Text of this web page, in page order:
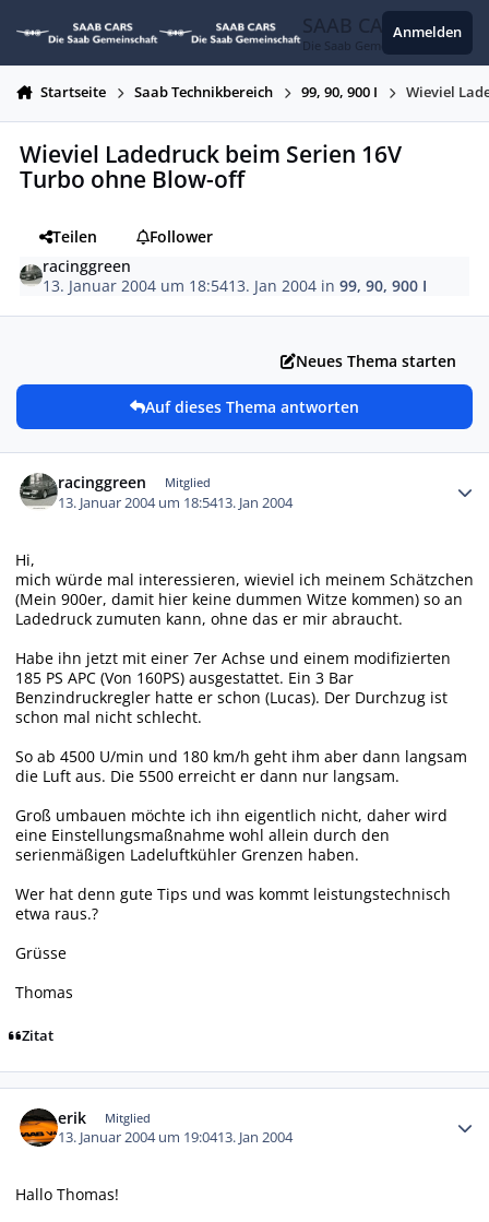
SAAB CARS
Die Saab Gemeinschaft
Anmelden
Startseite Saab Technikbereich 99, 90, 900 I Wieviel
Wieviel Ladedruck beim Serien 16V
Turbo ohne Blow-off
Teilen
Follower
racinggreen
13. Januar 2004 um 18:5413. Jan 2004 in99, 90, 900 I
Neues Thema starten
Auf dieses Thema antworten
racinggreen Mitglied
13. Januar 2004 um 18:5413. Jan 2004
Hi,
mich würde mal interessieren, wieviel ich meinem Schätzchen
(Mein 900er, damit hier keine dummen Witze kommen) so an
Ladedruck zumuten kann, ohne das er mir abraucht.
Habe ihn jetzt mit einer 7er Achse und einem modifizierten
185 PS APC (Von 160PS) ausgestattet. Ein 3 Bar
Benzindruckregler hatte er schon (Lucas). Der Durchzug ist
schon mal nicht schlecht.
So ab 4500 U/min und 180 km/h geht ihm aber dann langsam
die Luft aus. Die 5500 erreicht er dann nur langsam.
Groß umbauen möchte ich ihn eigentlich nicht, daher wird
eine Einstellungsmaßnahme wohl allein durch den
serienmäßigen Ladeluftkühler Grenzen haben.
Wer hat denn gute Tips und was kommt leistungstechnisch
etwa raus.?
Grüsse
Thomas
Zitat
erik Mitglied
13. Januar 2004 um 19:0413. Jan 2004
Hallo Thomas!